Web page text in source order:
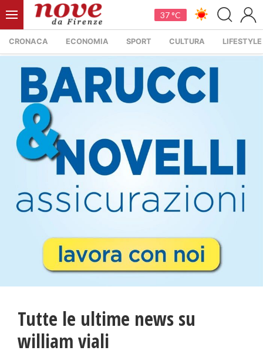
37 °C
CRONACA ECONOMIA SPORT CULTURA LIFESTYLE
Tutte le ultime news su
william viali